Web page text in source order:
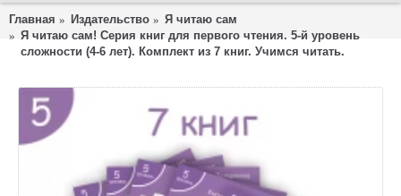
Главная Издательство
Я читаю сам
Я читаю сам! Серия книг для первого чтения. 5-й уровень
сложности (4-6 лет). Комплект из 7 книг. Учимся читать.